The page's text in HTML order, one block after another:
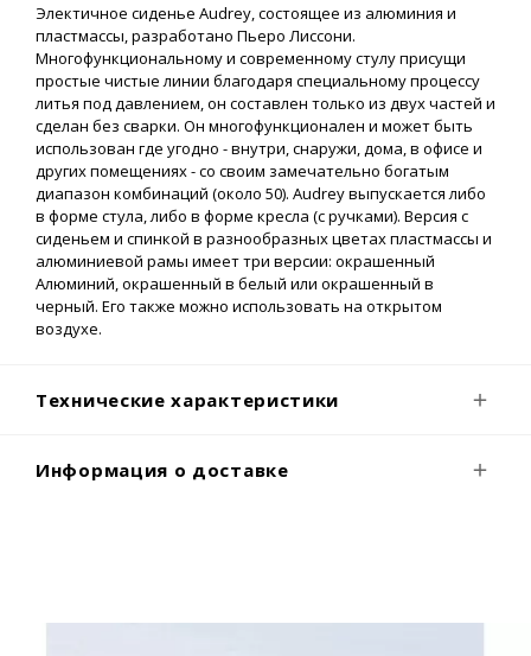
Электичное сиденье Audrey, состоящее из алюминия и
пластмассы, разработано Пьеро Лиссони.
Многофункциональному и современному стулу присущи
простые чистые линии благодаря специальному процессу
литья под давлением, он составлен только из двух частей и
сделан без сварки. Он многофункционален и может быть
использован где угодно - внутри, снаружи, дома, в офисе и
других помещениях - со своим замечательно богатым
диапазон комбинаций (около 50). Audrey выпускается либо
в форме стула, либо в форме кресла (с ручками). Версия с
сиденьем и спинкой в разнообразных цветах пластмассы и
алюминиевой рамы имеет три версии: окрашенный
Алюминий, окрашенный в белый или окрашенный в
черный. Его также можно использовать на открытом
воздухе.
Технические характеристики
Информация о доставке